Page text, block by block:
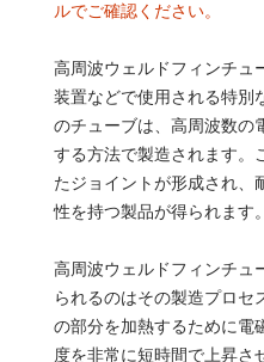
ルでご確認ください。
高周波ウェルドフィンチュ
装置などで使用される特別
のチューブは、高周波数の
する方法で製造されます。
たジョイントが形成され、
性を持つ製品が得られます。
高周波ウェルドフィンチュ
られるのはその製造プロセ
の部分を加熱するために電
度を非常に短時間で上昇さ